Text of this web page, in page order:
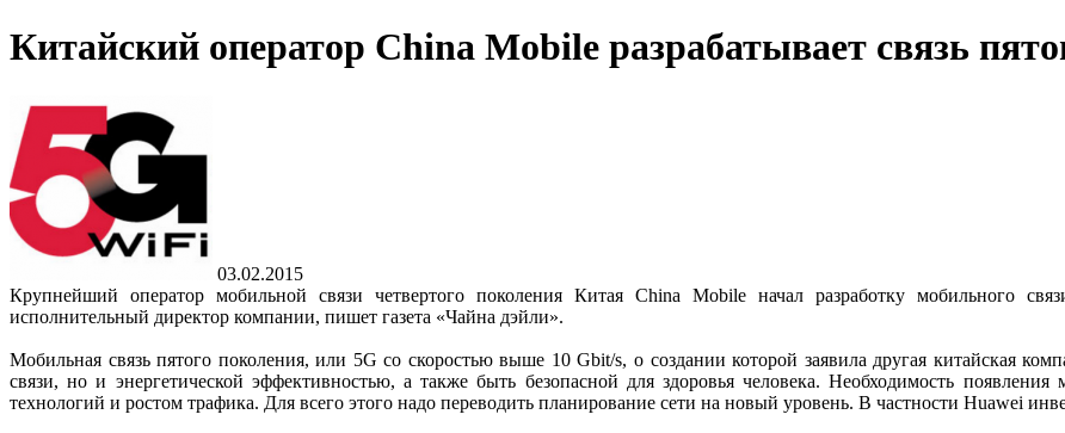
Китайский оператор China Mobile разрабатывает связь
03.02.2015
Крупнейший оператор мобильной связи четвертого поколения Китая China Mobile начал разработку мобильного
исполнительный директор компании, пишет газета «Чайна дэйли».
Мобильная связь пятого поколения, или 5G со скоростью выше 10 Gbit/s, о создании которой заявила другая китайская
связи, но и энергетической эффективностью, а также быть безопасной для здоровья человека. Необходимость
технологий и ростом трафика. Для всего этого надо переводить планирование сети на новый уровень. В частности Huawei